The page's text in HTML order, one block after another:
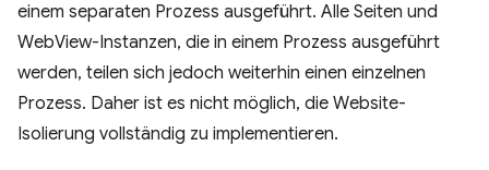
einem separaten Prozess ausgeführt. Alle Seiten und
WebView-Instanzen, die in einem Prozess ausgeführt
werden, teilen sich jedoch weiterhin einen einzelnen
Prozess. Daher ist es nicht möglich, die Website-
Isolierung vollständig zu implementieren.